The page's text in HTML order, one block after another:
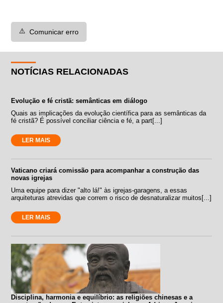
⚠️ Comunicar erro
NOTÍCIAS RELACIONADAS
Evolução e fé cristã: semânticas em diálogo
Quais as implicações da evolução científica para as semânticas da
fé cristã? É possível conciliar ciência e fé, a part[...]
LER MAIS
Vaticano criará comissão para acompanhar a construção das
novas igrejas
Uma equipe para dizer "alto lá!" às igrejas-garagens, a essas
arquiteturas atrevidas que correm o risco de desnaturalizar muitos[...]
LER MAIS
Disciplina, harmonia e equilíbrio: as religiões chinesas e a